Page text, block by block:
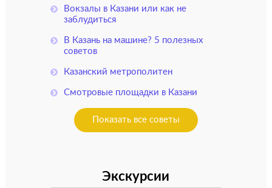
Вокзалы в Казани или как не
заблудиться
В Казань на машине? 5 полезных
советов
Казанский метрополитен
Смотровые площадки в Казани
Показать все советы
Экскурсии